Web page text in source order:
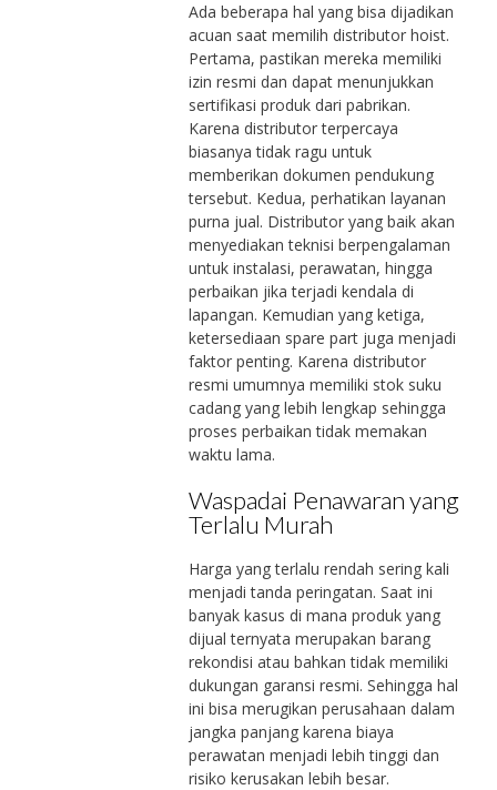
Ada beberapa hal yang bisa dijadikan
acuan saat memilih distributor hoist.
Pertama, pastikan mereka memiliki
izin resmi dan dapat menunjukkan
sertifikasi produk dari pabrikan.
Karena distributor terpercaya
biasanya tidak ragu untuk
memberikan dokumen pendukung
tersebut. Kedua, perhatikan layanan
purna jual. Distributor yang baik akan
menyediakan teknisi berpengalaman
untuk instalasi, perawatan, hingga
perbaikan jika terjadi kendala di
lapangan. Kemudian yang ketiga,
ketersediaan spare part juga menjadi
faktor penting. Karena distributor
resmi umumnya memiliki stok suku
cadang yang lebih lengkap sehingga
proses perbaikan tidak memakan
waktu lama.
Waspadai Penawaran yang
Terlalu Murah
Harga yang terlalu rendah sering kali
menjadi tanda peringatan. Saat ini
banyak kasus di mana produk yang
dijual ternyata merupakan barang
rekondisi atau bahkan tidak memiliki
dukungan garansi resmi. Sehingga hal
ini bisa merugikan perusahaan dalam
jangka panjang karena biaya
perawatan menjadi lebih tinggi dan
risiko kerusakan lebih besar.